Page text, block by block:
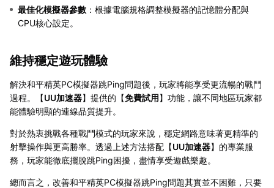
最佳化模擬器參數 ：根據電腦規格調整模擬器的記憶體分配與
CPU核心設定。
維持穩定遊玩體驗
解決和平精英PC模擬器跳Ping問題後，玩家將能享受更流暢的戰鬥
過程。【UU加速器】提供的【免費試用】功能，讓不同地區玩家都
能體驗明顯的連線品質提升。
對於熱衷挑戰各種戰鬥模式的玩家來說，穩定網路意味著更精準的
射擊操作與更高勝率。透過上述方法搭配【UU加速器】的專業服
務，玩家能徹底擺脫跳Ping困擾，盡情享受遊戲樂趣。
總而言之，改善和平精英PC模擬器跳Ping問題其實並不困難，只要